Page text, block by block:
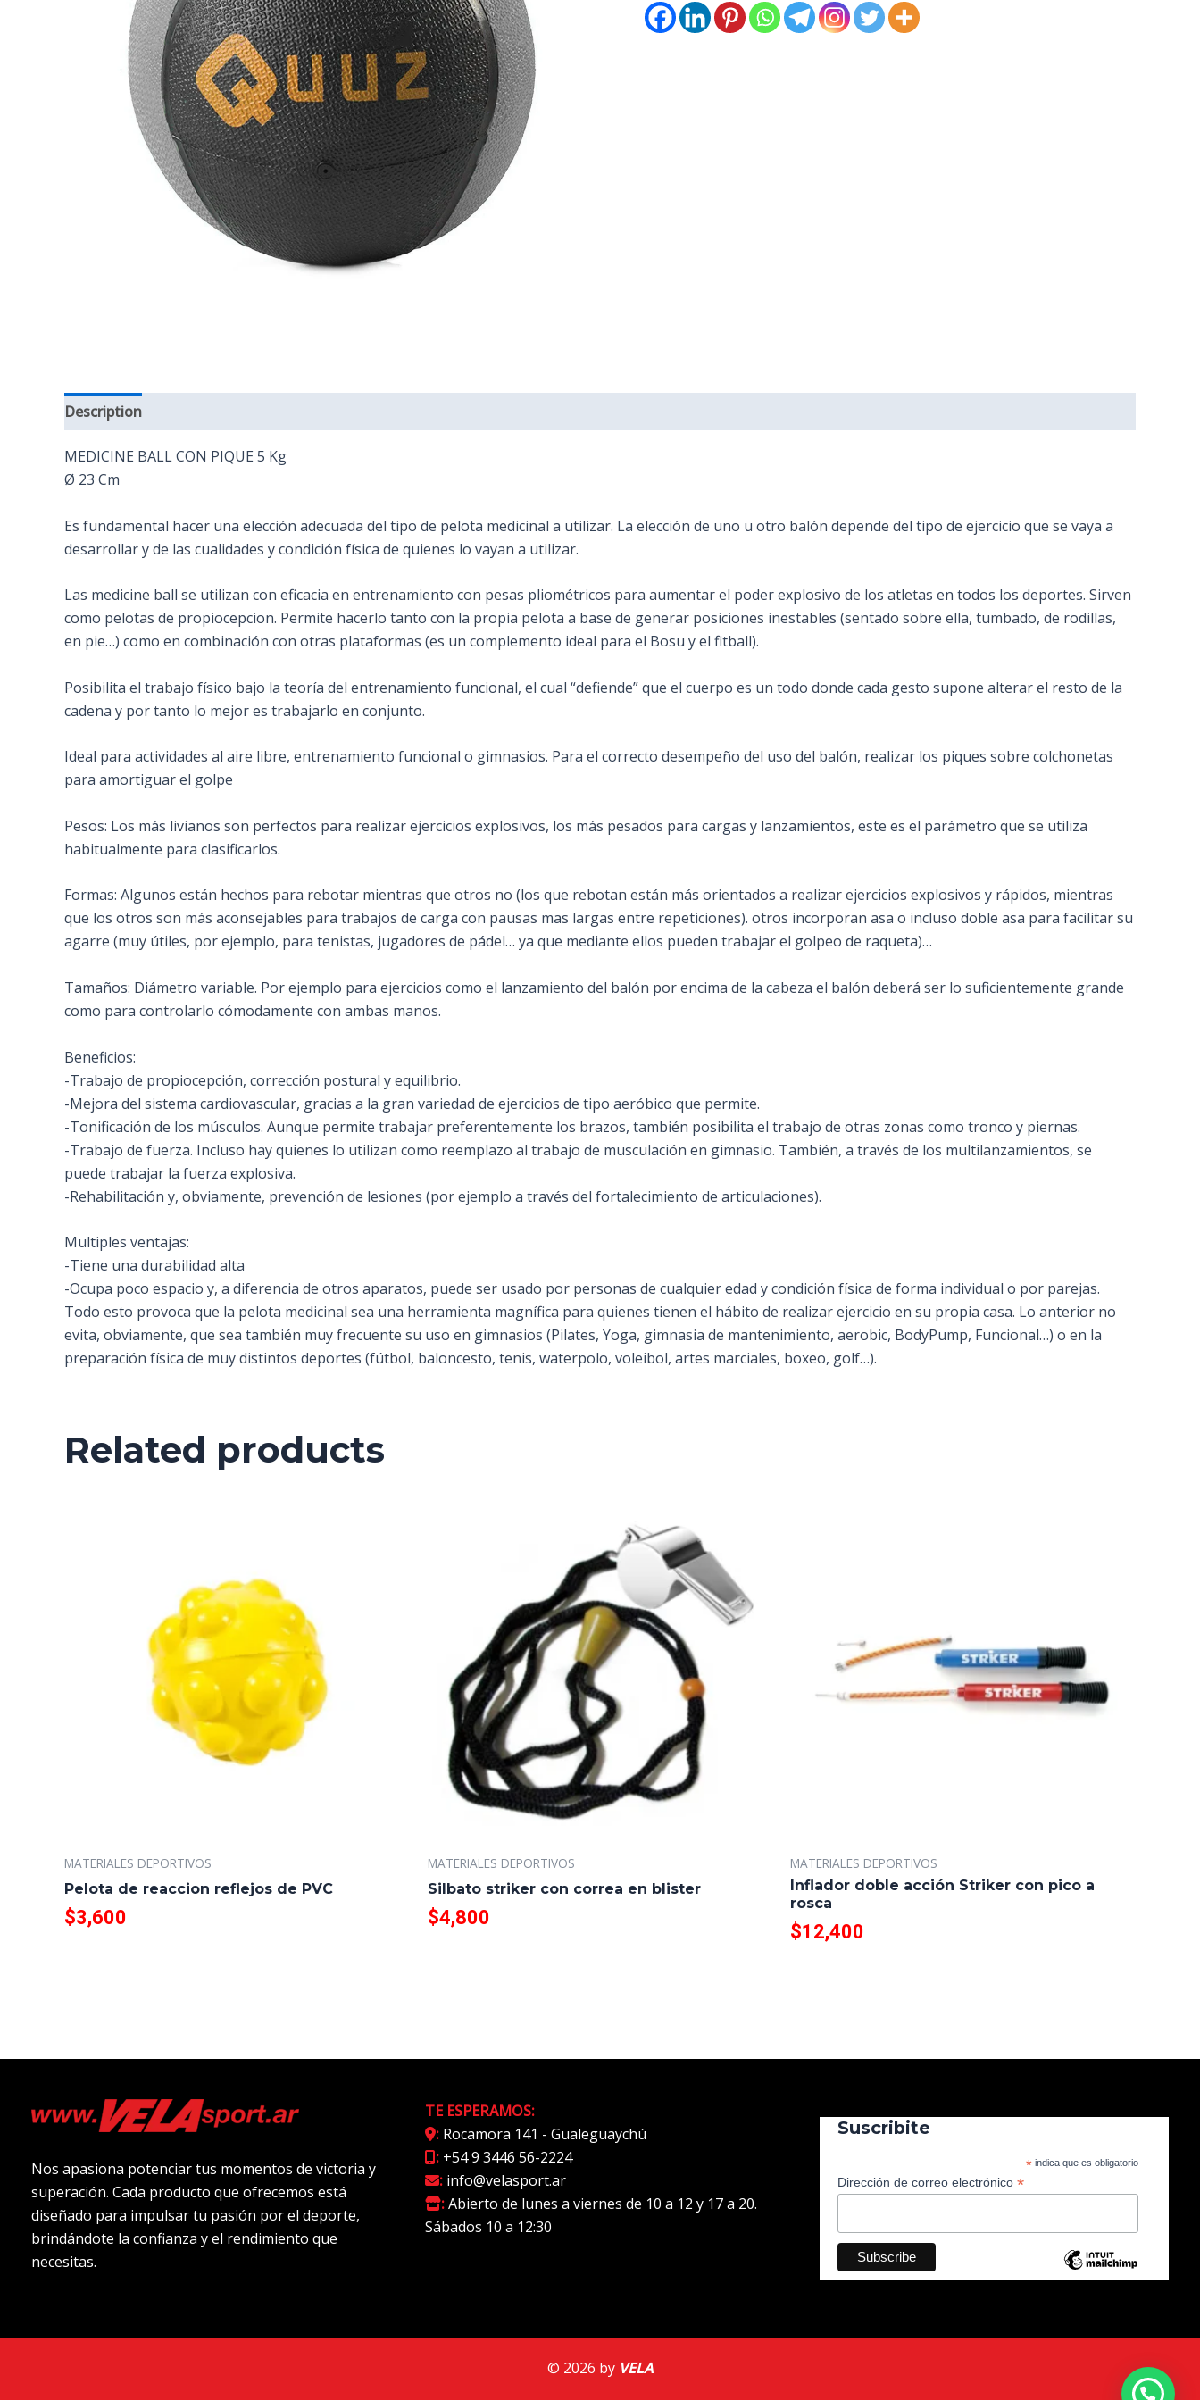
Description
MEDICINE BALL CON PIQUE 5 Kg
Ø 23 Cm
Es fundamental hacer una elección adecuada del tipo de pelota medicinal a utilizar. La elección de uno u otro balón depende del tipo de ejercicio que se vaya a
desarrollar y de las cualidades y condición física de quienes lo vayan a utilizar.
Las medicine ball se utilizan con eficacia en entrenamiento con pesas pliométricos para aumentar el poder explosivo de los atletas en todos los deportes. Sirven
como pelotas de propiocepcion. Permite hacerlo tanto con la propia pelota a base de generar posiciones inestables (sentado sobre ella, tumbado, de rodillas,
en pie…) como en combinación con otras plataformas (es un complemento ideal para el Bosu y el fitball).
Posibilita el trabajo físico bajo la teoría del entrenamiento funcional, el cual “defiende” que el cuerpo es un todo donde cada gesto supone alterar el resto de la
cadena y por tanto lo mejor es trabajarlo en conjunto.
Ideal para actividades al aire libre, entrenamiento funcional o gimnasios. Para el correcto desempeño del uso del balón, realizar los piques sobre colchonetas
para amortiguar el golpe
Pesos: Los más livianos son perfectos para realizar ejercicios explosivos, los más pesados para cargas y lanzamientos, este es el parámetro que se utiliza
habitualmente para clasificarlos.
Formas: Algunos están hechos para rebotar mientras que otros no (los que rebotan están más orientados a realizar ejercicios explosivos y rápidos, mientras
que los otros son más aconsejables para trabajos de carga con pausas mas largas entre repeticiones). otros incorporan asa o incluso doble asa para facilitar su
agarre (muy útiles, por ejemplo, para tenistas, jugadores de pádel… ya que mediante ellos pueden trabajar el golpeo de raqueta)…
Tamaños: Diámetro variable. Por ejemplo para ejercicios como el lanzamiento del balón por encima de la cabeza el balón deberá ser lo suficientemente grande
como para controlarlo cómodamente con ambas manos.
Beneficios:
-Trabajo de propiocepción, corrección postural y equilibrio.
-Mejora del sistema cardiovascular, gracias a la gran variedad de ejercicios de tipo aeróbico que permite.
-Tonificación de los músculos. Aunque permite trabajar preferentemente los brazos, también posibilita el trabajo de otras zonas como tronco y piernas.
-Trabajo de fuerza. Incluso hay quienes lo utilizan como reemplazo al trabajo de musculación en gimnasio. También, a través de los multilanzamientos, se
puede trabajar la fuerza explosiva.
-Rehabilitación y, obviamente, prevención de lesiones (por ejemplo a través del fortalecimiento de articulaciones).
Multiples ventajas:
-Tiene una durabilidad alta
-Ocupa poco espacio y, a diferencia de otros aparatos, puede ser usado por personas de cualquier edad y condición física de forma individual o por parejas.
Todo esto provoca que la pelota medicinal sea una herramienta magnífica para quienes tienen el hábito de realizar ejercicio en su propia casa. Lo anterior no
evita, obviamente, que sea también muy frecuente su uso en gimnasios (Pilates, Yoga, gimnasia de mantenimiento, aerobic, BodyPump, Funcional…) o en la
preparación física de muy distintos deportes (fútbol, baloncesto, tenis, waterpolo, voleibol, artes marciales, boxeo, golf…).
Related products
MATERIALES DEPORTIVOS
Pelota de reaccion reflejos de PVC
$3,600
MATERIALES DEPORTIVOS
Silbato striker con correa en blister
$4,800
MATERIALES DEPORTIVOS
Inflador doble acción Striker con pico a
rosca
$12,400
Nos apasiona potenciar tus momentos de victoria y
superación. Cada producto que ofrecemos está
diseñado para impulsar tu pasión por el deporte,
brindándote la confianza y el rendimiento que
necesitas.
TE ESPERAMOS:
: Rocamora 141 - Gualeguaychú
: +54 9 3446 56-2224
: info@velasport.ar
:Abierto de lunes a viernes de 10 a 12 y 17 a 20.
Sábados 10 a 12:30
Suscribite
*indica que es obligatorio
Dirección de correo electrónico *
© 2026 by VELA